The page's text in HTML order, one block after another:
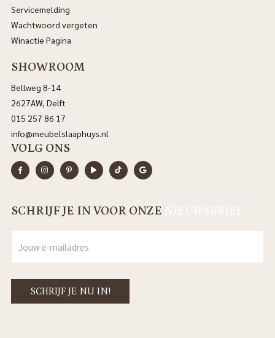
Servicemelding
Wachtwoord vergeten
Winactie Pagina
SHOWROOM
Bellweg 8-14
2627AW, Delft
015 257 86 17
info@meubelslaaphuys.nl
VOLG ONS
SCHRIJF JE IN VOOR ONZE NIEUWSBRIEF